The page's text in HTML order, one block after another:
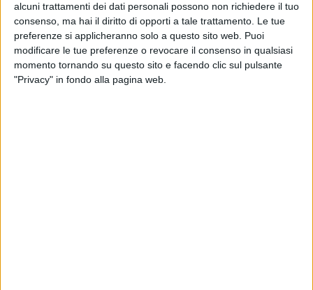
alcuni trattamenti dei dati personali possono non richiedere il tuo
consenso, ma hai il diritto di opporti a tale trattamento. Le tue
preferenze si applicheranno solo a questo sito web. Puoi
modificare le tue preferenze o revocare il consenso in qualsiasi
momento tornando su questo sito e facendo clic sul pulsante
"Privacy" in fondo alla pagina web.